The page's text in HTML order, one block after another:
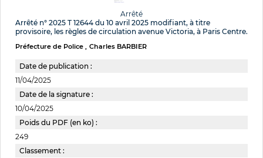
Arrêté
Arrêté n° 2025 T 12644 du 10 avril 2025 modifiant, à titre
provisoire, les règles de circulation avenue Victoria, à Paris Centre.
Préfecture de Police Charles BARBIER
Date de publication :
11/04/2025
Date de la signature :
10/04/2025
Poids du PDF (en ko) :
249
Classement :